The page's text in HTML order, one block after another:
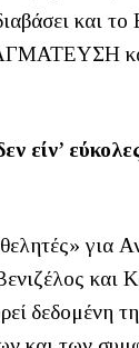
και
είν’
για
και
δεδομένη